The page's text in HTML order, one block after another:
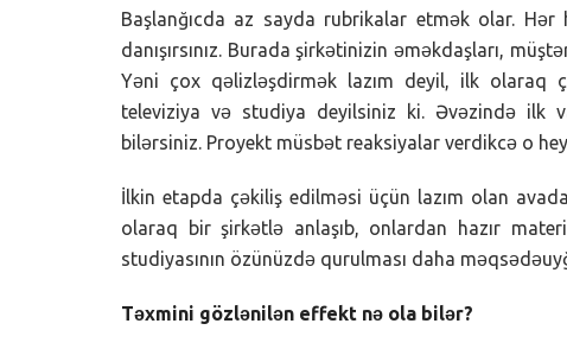
Başlanğıcda az sayda rubrikalar etmək olar.
danışırsınız. Burada şirkətinizin əməkdaşları,
Yəni çox qəlizləşdirmək lazım deyil, ilk olaraq
televiziya və studiya deyilsiniz ki. Əvəzində ilk
bilərsiniz. Proyekt müsbət reaksiyalar verdikcə o
İlkin etapda çəkiliş edilməsi üçün lazım olan
olaraq bir şirkətlə anlaşıb, onlardan hazır
studiyasının özünüzdə qurulması daha
Təxmini gözlənilən effekt nə ola bilər?